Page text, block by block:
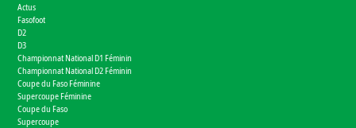
Actus
Fasofoot
D2
D3
Championnat National D1 Féminin
Championnat National D2 Féminin
Coupe du Faso Féminine
Supercoupe Féminine
Coupe du Faso
Supercoupe